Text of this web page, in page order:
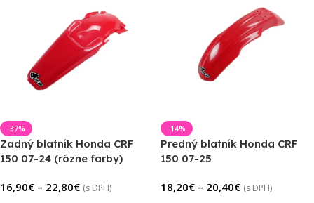
-37%
Zadný blatník Honda CRF
150 07-24 (rôzne farby)
16,90€ – 22,80€ (s DPH)
-14%
Predný blatník Honda CRF
150 07-25
18,20€ – 20,40€ (s DPH)